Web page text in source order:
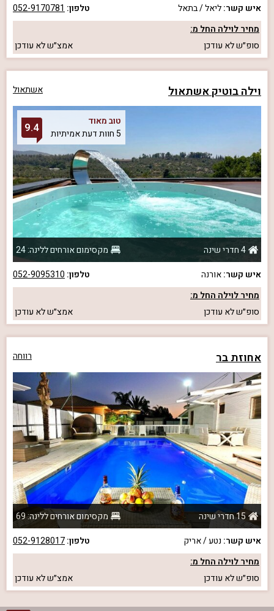
איש קשר:ליאל / בתאל טלפון: 052-9170781
מחיר לוילה החל מ:
סופ״שלא עודכן אמצ״שלא עודכן
וילה בוטיק אשתאול אשתאול
טוב מאוד
5 חוות דעת אמיתיות
9.4
4 חדרי שינה
מקסימום אורחים ללינה: 24
איש קשר:אורנה טלפון: 052-9095310
מחיר לוילה החל מ:
סופ״שלא עודכן אמצ״שלא עודכן
אחוזת בר רווחה
15 חדרי שינה
מקסימום אורחים ללינה: 69
איש קשר: נטע / אריק טלפון:052-9128017
מחיר לוילה החל מ:
סופ״שלא עודכן אמצ״שלא עודכן